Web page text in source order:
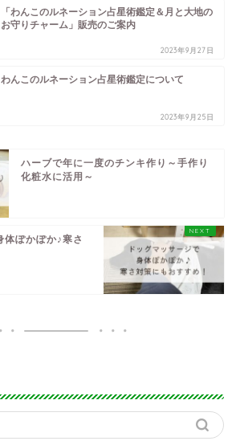
「わんこのルネーション占星術鑑定＆月と大地の
お守りチャーム」販売のご案内
2023年9月27日
わんこのルネーション占星術鑑定について
2023年9月25日
ハーブで年に一度のチンキ作り～手作り
化粧水に活用～
体ぽかぽか♪寒さ